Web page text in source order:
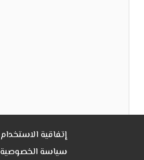
إتفاقية الاستخدام
سياسة الخصوصية